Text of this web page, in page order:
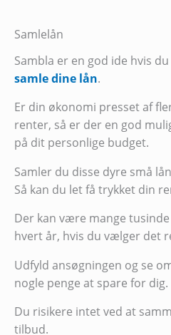
Samlelån
Sambla er en god ide hvis
samle dine lån.
Er din økonomi presset af
renter, så er der en god
på dit personlige budget.
Samler du disse dyre små
Så kan du let få trykket din
Der kan være mange
hvert år, hvis du vælger det
Udfyld ansøgningen og se
nogle penge at spare for dig.
Du risikere intet ved at
tilbud.